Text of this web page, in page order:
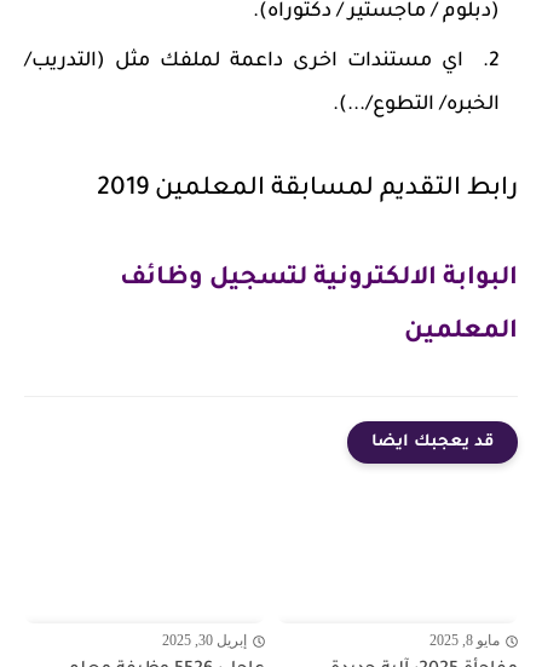
(دبلوم / ماجستير / دكتوراه).
اي مستندات اخرى داعمة لملفك مثل (التدريب/
الخبره/ التطوع/...).
رابط التقديم لمسابقة المعلمين 2019
البوابة الالكترونية لتسجيل وظائف
المعلمين
قد يعجبك ايضا
مايو 8, 2025 إبريل 30, 2025